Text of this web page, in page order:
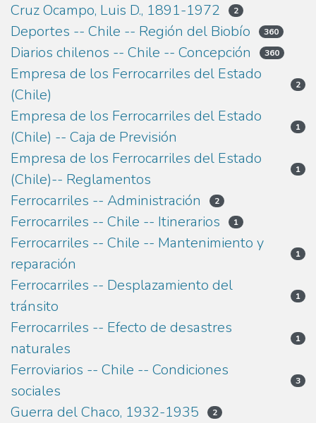
Cruz Ocampo, Luis D., 1891-1972 2
Deportes -- Chile -- Región del Biobío 360
Diarios chilenos -- Chile -- Concepción 360
Empresa de los Ferrocarriles del Estado
(Chile)
2
Empresa de los Ferrocarriles del Estado
(Chile) -- Caja de Previsión
1
Empresa de los Ferrocarriles del Estado
(Chile)-- Reglamentos
1
Ferrocarriles -- Administración 2
Ferrocarriles -- Chile -- Itinerarios 1
Ferrocarriles -- Chile -- Mantenimiento y
reparación
1
Ferrocarriles -- Desplazamiento del
tránsito
1
Ferrocarriles -- Efecto de desastres
naturales
1
Ferroviarios -- Chile -- Condiciones
sociales
3
Guerra del Chaco, 1932-1935 2